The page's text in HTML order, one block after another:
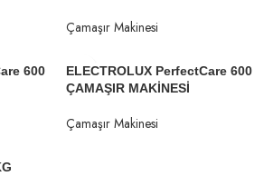
Çamaşır Makinesi
600
ELECTROLUX PerfectCare 600
ÇAMAŞIR MAKİNESİ
Çamaşır Makinesi